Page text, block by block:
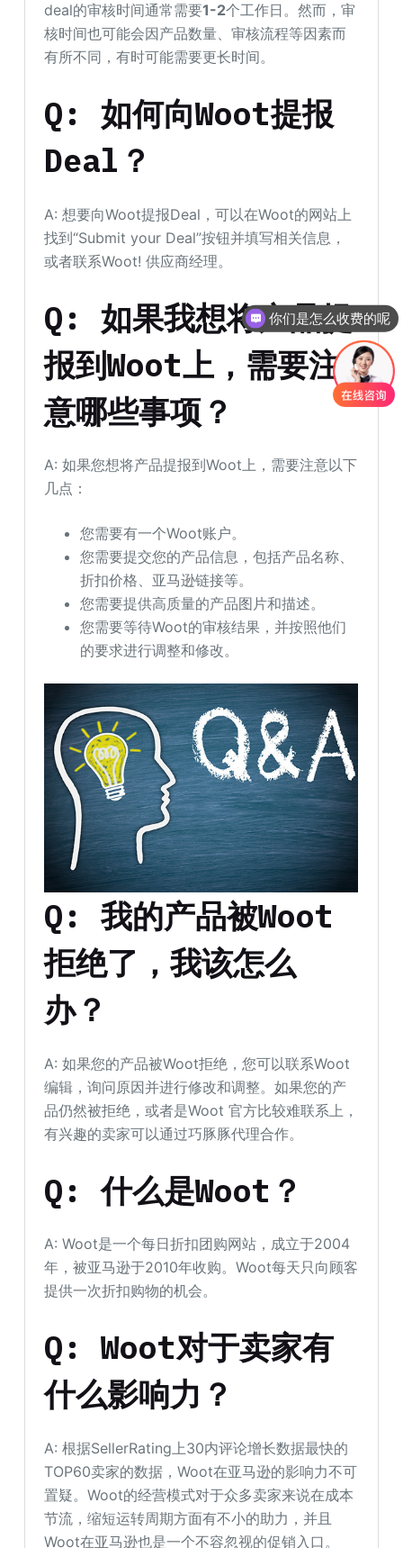
deal的审核时间通常需要1-2个工作日。然而，审
核时间也可能会因产品数量、审核流程等因素而
有所不同，有时可能需要更长时间。
Q: 如何向Woot提报
Deal？
A: 想要向Woot提报Deal，可以在Woot的网站上
找到“Submit your Deal”按钮并填写相关信息，
或者联系Woot! 供应商经理。
Q: 如果我想将产品提
报到Woot上，需要注
意哪些事项？
A: 如果您想将产品提报到Woot上，需要注意以下
几点：
您需要有一个Woot账户。
您需要提交您的产品信息，包括产品名称、
折扣价格、亚马逊链接等。
您需要提供高质量的产品图片和描述。
您需要等待Woot的审核结果，并按照他们
的要求进行调整和修改。
Q: 我的产品被Woot
拒绝了，我该怎么
办？
A: 如果您的产品被Woot拒绝，您可以联系Woot
编辑，询问原因并进行修改和调整。如果您的产
品仍然被拒绝，或者是Woot 官方比较难联系上，
有兴趣的卖家可以通过巧豚豚代理合作。
Q: 什么是Woot？
A: Woot是一个每日折扣团购网站，成立于2004
年，被亚马逊于2010年收购。Woot每天只向顾客
提供一次折扣购物的机会。
Q: Woot对于卖家有
什么影响力？
A: 根据SellerRating上30内评论增长数据最快的
TOP60卖家的数据，Woot在亚马逊的影响力不可
置疑。Woot的经营模式对于众多卖家来说在成本
节流，缩短运转周期方面有不小的助力，并且
Woot在亚马逊也是一个不容忽视的促销入口。
现在有优惠活动吗